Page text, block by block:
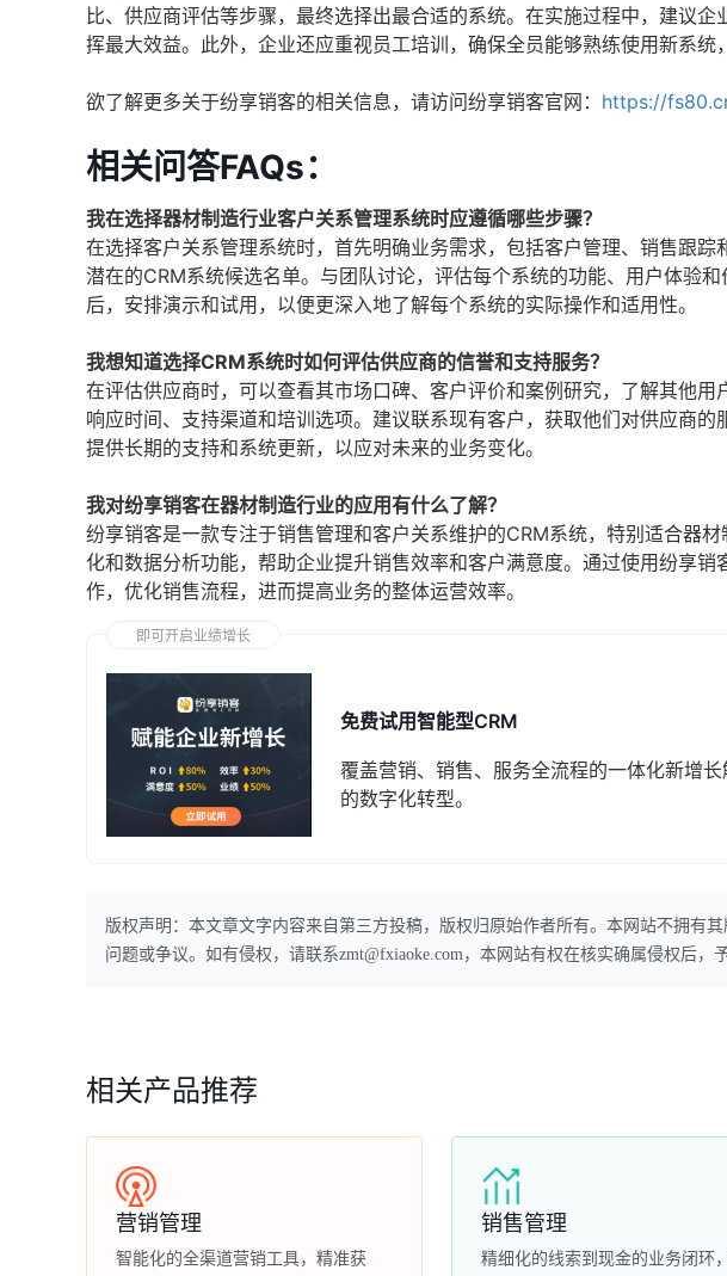
比、供应商评估等步骤，最终选择出最合适的系统。在实施过程中，建议
挥最大效益。此外，企业还应重视员工培训，确保全员能够熟练使用新系统
欲了解更多关于纷享销客的相关信息，请访问纷享销客官网： https://
相关问答FAQs：
我在选择器材制造行业客户关系管理系统时应遵循哪些步骤？
在选择客户关系管理系统时，首先明确业务需求，包括客户管理、销售跟
潜在的CRM系统候选名单。与团队讨论，评估每个系统的功能、用户体验
后，安排演示和试用，以便更深入地了解每个系统的实际操作和适用性。
我想知道选择CRM系统时如何评估供应商的信誉和支持服务？
在评估供应商时，可以查看其市场口碑、客户评价和案例研究，了解其他
响应时间、支持渠道和培训选项。建议联系现有客户，获取他们对供应商
提供长期的支持和系统更新，以应对未来的业务变化。
我对纷享销客在器材制造行业的应用有什么了解？
纷享销客是一款专注于销售管理和客户关系维护的CRM系统，特别适合器
化和数据分析功能，帮助企业提升销售效率和客户满意度。通过使用纷享
作，优化销售流程，进而提高业务的整体运营效率。
即可开启业绩增长
免费试用智能型CRM
覆盖营销、销售、服务全流程的一体化新增
的数字化转型。
版权声明：本文章文字内容来自第三方投稿，版权归原始作者所有。本网站不拥有
问题或争议。如有侵权，请联系zmt@fxiaoke.com，本网站有权在核实确属侵权后，
相关产品推荐
营销管理
智能化的全渠道营销工具，精准获
销售管理
精细化的线索到现金的业务闭环